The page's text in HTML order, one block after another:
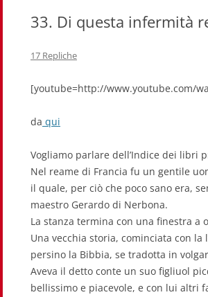
33. Di questa infermità
17 Repliche
[youtube=http://www.youtube.com/
da qui
Vogliamo parlare dell’Indice dei libri
Nel reame di Francia fu un gentile
il quale, per ciò che poco sano era,
maestro Gerardo di Nerbona.
La stanza termina con una finestra a
Una vecchia storia, cominciata con
persino la Bibbia, se tradotta in
Aveva il detto conte un suo figliuol
bellissimo e piacevole, e con lui altri